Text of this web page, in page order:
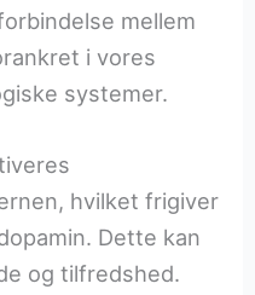
mellem
i vores
systemer.
hvilket frigiver
Dette kan
og tilfredshed.